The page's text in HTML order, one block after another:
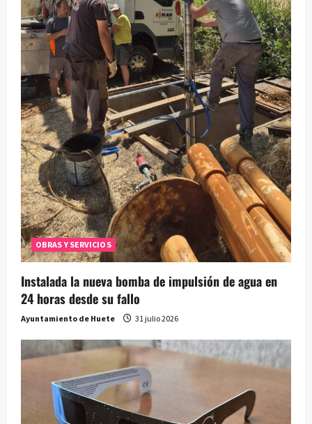
OBRAS Y SERVICIOS
Instalada la nueva bomba de impulsión de agua en
24 horas desde su fallo
Ayuntamiento de Huete 31 julio 2026